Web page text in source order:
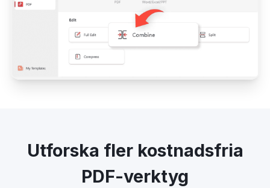
Utforska fler kostnadsfria
PDF-verktyg